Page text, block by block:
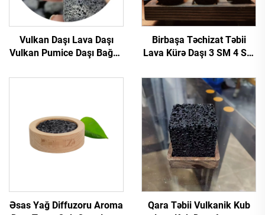
Vulkan Daşı Lava Daşı
Vulkan Pumice Daşı Bağça
Daşı
Birbaşa Təchizat Təbii
Lava Kürə Daşı 3 SM 4 SM
Əsas Yağ Diffuzoru Aroma
Qara Təbii Vulkanik Kub